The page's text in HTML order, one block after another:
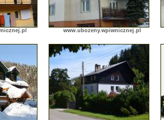
www.ubozeny.wpiwnicznej.pl